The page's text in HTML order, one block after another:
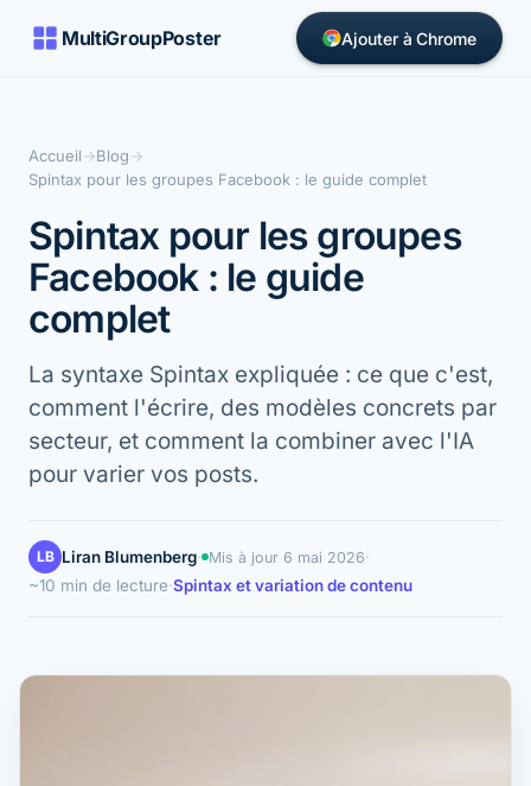
MultiGroupPoster Ajouter à Chrome
Accueil→Blog→
Spintax pour les groupes Facebook : le guide complet
Spintax pour les groupes
Facebook : le guide
complet
La syntaxe Spintax expliquée : ce que c'est,
comment l'écrire, des modèles concrets par
secteur, et comment la combiner avec l'IA
pour varier vos posts.
LB Liran Blumenberg· Mis à jour 6 mai 2026·
~10 min de lecture·Spintax et variation de contenu